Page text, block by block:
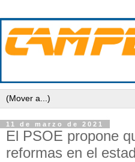
11 de marzo de 2021
El PSOE propone
reformas en el